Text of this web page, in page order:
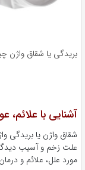
بریدگی یا شقاق واژن
آشنایی با علائم،
شقاق واژن یا
علت زخم و آسیب
مورد علل، علائم و درمان